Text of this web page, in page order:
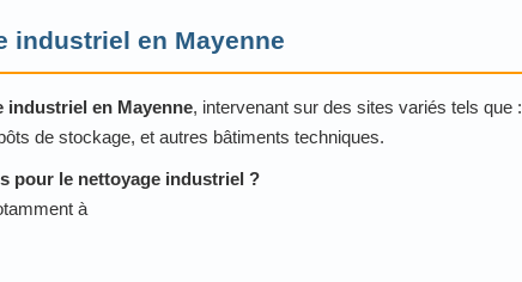
industriel en Mayenne
industriel en Mayenne, intervenant sur des sites variés tels que :
de stockage, et autres bâtiments techniques.
pour le nettoyage industriel ?
à